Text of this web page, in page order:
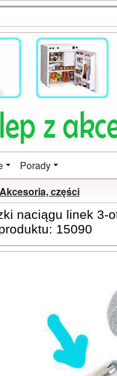
Porady
Akcesoria, części
naciągu linek 3-
15090